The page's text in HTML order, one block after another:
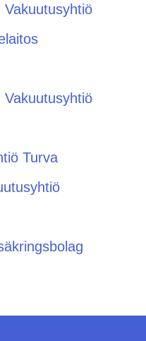
Vakuutusyhtiö
Vakuutusyhtiö
Turva